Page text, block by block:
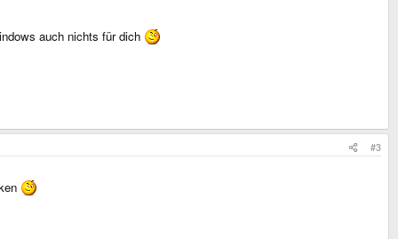
auch nichts für dich
#3